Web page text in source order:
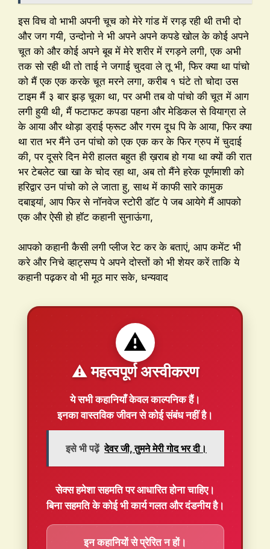
इस विच वो भाभी अपनी चूच को मेरे गांड में रगड़ रही थी तभी दो
और जग गयी, उन्दोनो ने भी अपने अपने कपडे खोल के कोई अपने
चूत को और कोई अपने बूब में मेरे शरीर में रगड़ने लगी, एक अभी
तक सो रही थी तो ताई ने जगाई चुदवा ले तू भी, फिर क्या था पांचो
को मैं एक एक करके चूत मरने लगा, करीब १ घंटे तो चोदा उस
टाइम मैं ३ बार झड़ चूका था, पर अभी तब वो पांचो की चूत में आग
लगी हुयी थी, मैं फटाफट कपडा पहना और मेडिकल से वियाग्रा ले
के आया और थोड़ा ड्राई फ्रूट और गरम दूध पि के आया, फिर क्या
था रात भर मैंने उन पांचो को एक एक कर के फिर ग्रुप में चुदाई
की, पर दूसरे दिन मेरी हालत बहुत ही ख़राब हो गया था क्यों की रात
भर टेबलेट खा खा के चोद रहा था, अब तो मैंने हरेक पूर्णमाशी को
हरिद्वार उन पांचो को ले जाता हु, साथ में काफी सारे कामुक
दबाइयां, आप फिर से नॉनवेज स्टोरी डॉट पे जब आयेगे मैं आपको
एक और ऐसी हो हॉट कहानी सुनाऊंगा,
आपको कहानी कैसी लगी प्लीज रेट कर के बताएं, आप कमेंट भी
करे और निचे व्हाट्सप्प पे अपने दोस्तों को भी शेयर करें ताकि ये
कहानी पढ़कर वो भी मूठ मार सके, धन्यवाद
⚠️
⚠️ महत्वपूर्ण अस्वीकरण
ये सभी कहानियाँकेवल काल्पनिकहैं।
इनका वास्तविक जीवन से कोई संबंध नहीं है।
इसे भी पढ़ें देवर जी, तुमने मेरी गोद भर दी।
सेक्स हमेशासहमतिपर आधारित होना चाहिए।
बिना सहमति के कोई भी कार्य गलत और दंडनीय है।
इन कहानियों से प्रेरित न हों।